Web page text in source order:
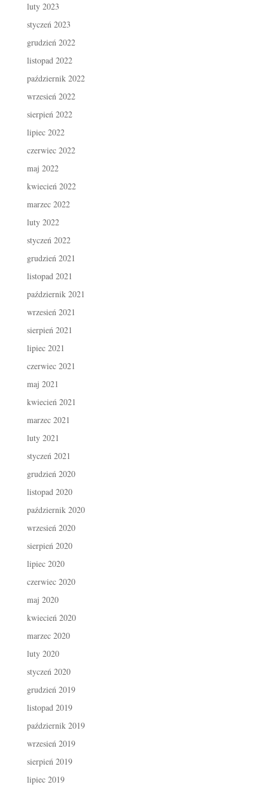
luty 2023
styczeń 2023
grudzień 2022
listopad 2022
październik 2022
wrzesień 2022
sierpień 2022
lipiec 2022
czerwiec 2022
maj 2022
kwiecień 2022
marzec 2022
luty 2022
styczeń 2022
grudzień 2021
listopad 2021
październik 2021
wrzesień 2021
sierpień 2021
lipiec 2021
czerwiec 2021
maj 2021
kwiecień 2021
marzec 2021
luty 2021
styczeń 2021
grudzień 2020
listopad 2020
październik 2020
wrzesień 2020
sierpień 2020
lipiec 2020
czerwiec 2020
maj 2020
kwiecień 2020
marzec 2020
luty 2020
styczeń 2020
grudzień 2019
listopad 2019
październik 2019
wrzesień 2019
sierpień 2019
lipiec 2019